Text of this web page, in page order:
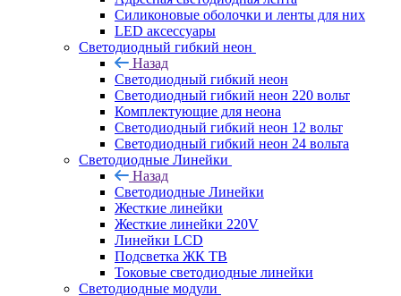
Силиконовые оболочки и ленты для них
LED аксессуары
Светодиодный гибкий неон
Назад
Светодиодный гибкий неон
Светодиодный гибкий неон 220 вольт
Комплектующие для неона
Светодиодный гибкий неон 12 вольт
Светодиодный гибкий неон 24 вольта
Светодиодные Линейки
Назад
Светодиодные Линейки
Жесткие линейки
Жесткие линейки 220V
Линейки LCD
Подсветка ЖК ТВ
Токовые светодиодные линейки
Светодиодные модули